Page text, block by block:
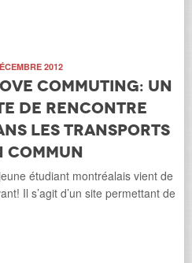
2012
Commuting: un
de rencontre
les transports
commun
étudiant montréalais vient de
Il s’agit d’un site permettant de